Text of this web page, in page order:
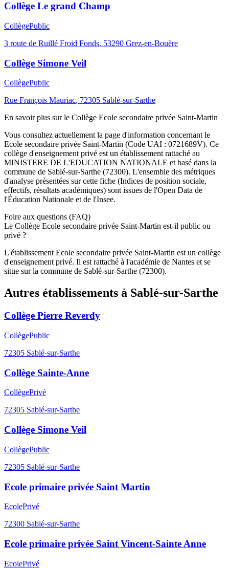
Collège Le grand Champ
CollègePublic
3 route de Ruillé Froid Fonds, 53290 Grez-en-Bouère
Collège Simone Veil
CollègePublic
Rue François Mauriac, 72305 Sablé-sur-Sarthe
En savoir plus sur le Collège Ecole secondaire privée Saint-Martin
Vous consultez actuellement la page d'information concernant le
Ecole secondaire privée Saint-Martin (Code UAI : 0721689V). Ce
collège d'enseignementprivé est un établissement rattaché au
MINISTERE DE L'EDUCATION NATIONALE et basé dans la
commune de Sablé-sur-Sarthe (72300). L'ensemble des métriques
d'analyse présentées sur cette fiche (Indices de position sociale,
effectifs, résultats académiques) sont issues de l'Open Data de
l'Éducation Nationale et de l'Insee.
Foire aux questions (FAQ)
Le Collège Ecole secondaire privée Saint-Martin est-il public ou
privé ?
L'établissement Ecole secondaire privée Saint-Martin est un collège
d'enseignement privé. Il est rattaché à l'académie de Nantes et se
situe sur la commune de Sablé-sur-Sarthe (72300).
Autres établissements à Sablé-sur-Sarthe
Collège Pierre Reverdy
CollègePublic
72305 Sablé-sur-Sarthe
Collège Sainte-Anne
CollègePrivé
72305 Sablé-sur-Sarthe
Collège Simone Veil
CollègePublic
72305 Sablé-sur-Sarthe
Ecole primaire privée Saint Martin
EcolePrivé
72300 Sablé-sur-Sarthe
Ecole primaire privée Saint Vincent-Sainte Anne
EcolePrivé